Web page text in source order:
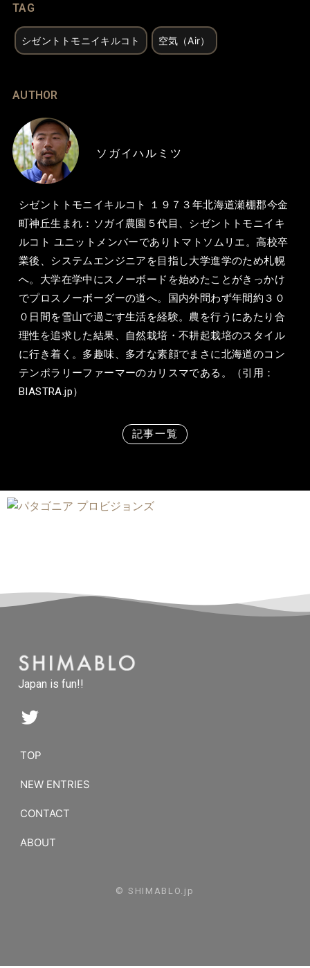
TAG
シゼントトモニイキルコト 空気（Air）
AUTHOR
ソガイハルミツ
シゼントトモニイキルコト １９７３年北海道瀬棚郡今金
町神丘生まれ：ソガイ農園５代目、シゼントトモニイキ
ルコト ユニットメンバーでありトマトソムリエ。高校卒
業後、システムエンジニアを目指し大学進学のため札幌
へ。大学在学中にスノーボードを始めたことがきっかけ
でプロスノーボーダーの道へ。国内外問わず年間約３０
０日間を雪山で過ごす生活を経験。農を行うにあたり合
理性を追求した結果、自然栽培・不耕起栽培のスタイル
に行き着く。多趣味、多才な素顔でまさに北海道のコン
テンポラリーファーマーのカリスマである。（引用：
BIASTRA.jp）
記事一覧
Japan is fun!!
TOP
NEW ENTRIES
CONTACT
ABOUT
© SHIMABLO.jp